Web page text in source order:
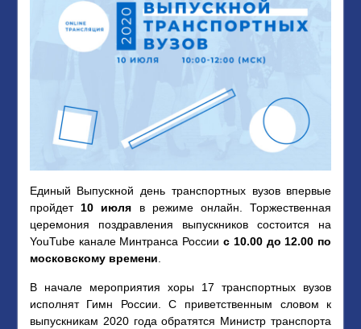
Единый Выпускной день транспортных вузов впервые
пройдет 10 июля в режиме онлайн. Торжественная
церемония поздравления выпускников состоится на
YouTube канале Минтранса России с 10.00 до 12.00 по
московскому времени
В начале мероприятия хоры 17 транспортных вузов
исполнят Гимн России. С приветственным словом к
выпускникам 2020 года обратятся Министр транспорта